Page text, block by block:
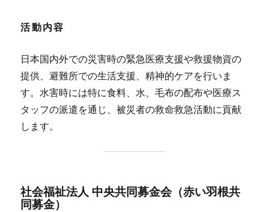
活動内容
日本国内外での災害時の緊急医療支援や救援物資の
提供、避難所での生活支援、精神的ケアを行いま
す。水害時には特に食料、水、毛布の配布や医療ス
タッフの派遣を通じ、被災者の救命救急活動に貢献
します​。
社会福祉法人 中央共同募金会（赤い羽根共
同募金）